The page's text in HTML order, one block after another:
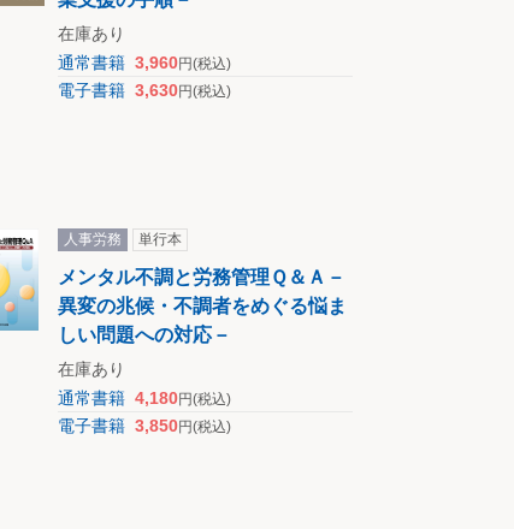
在庫あり
通常書籍 3,960円(税込)
電子書籍 3,630円(税込)
人事労務 単行本
メンタル不調と労務管理Ｑ＆Ａ－
異変の兆候・不調者をめぐる悩ま
しい問題への対応－
在庫あり
通常書籍 4,180円(税込)
電子書籍 3,850円(税込)